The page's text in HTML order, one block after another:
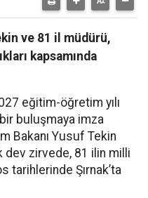
ve 81 il müdürü,
kapsamında
eğitim-öğretim yılı
buluşmaya imza
Bakanı Yusuf Tekin
dev zirvede, 81 ilin milli
Şırnak’ta